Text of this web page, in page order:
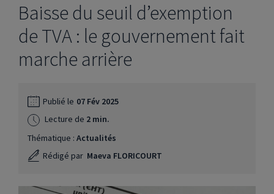
Baisse du seuil d’exemption
de TVA : le gouvernement fait
marche arrière
Publié le 07 Fév 2025
Lecture de 2 min.
Thématique : Actualités
Rédigé par Maeva FLORICOURT